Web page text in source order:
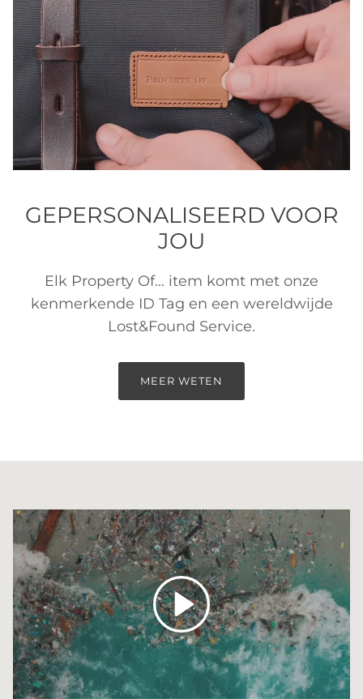
GEPERSONALISEERD VOOR
JOU
Elk Property Of... item komt met onze
kenmerkende ID Tag en een wereldwijde
Lost&Found Service.
MEER WETEN
Spelen